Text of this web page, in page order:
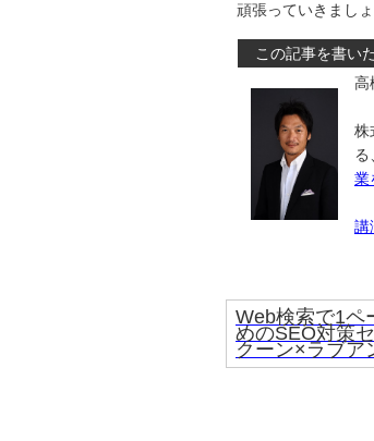
頑張っていきましょ
この記事を書い
高
株
る
業
講
Web検索で1ペ
めのSEO対策
クーン×ラブア